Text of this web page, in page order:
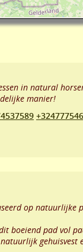
in natural
manier!
op natuurlijke
boeiend pad vol
gehuisvest